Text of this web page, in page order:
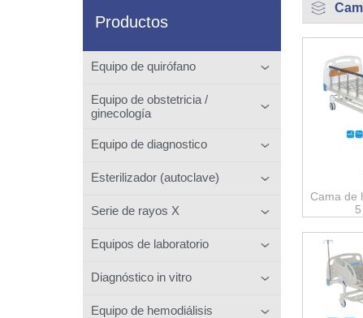
Productos
Equipo de quirófano
Equipo de obstetricia /
ginecología
Equipo de diagnostico
Esterilizador (autoclave)
Serie de rayos X
Equipos de laboratorio
Diagnóstico in vitro
Equipo de hemodiálisis
Cama de